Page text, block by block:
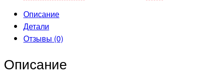
Описание
Детали
Отзывы (0)
Описание